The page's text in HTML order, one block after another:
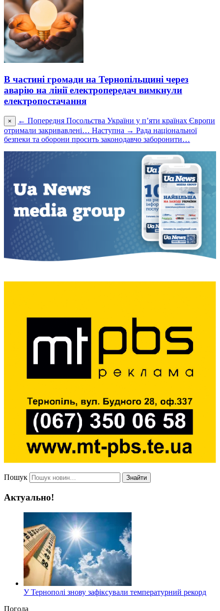
В частині громади на Тернопільщині через
аварію на лінії електропередач вимкнули
електропостачання
× ← Попередня Посольства України у п’яти країнах Європи
отримали закривавлені… Наступна → Рада національної
безпеки та оборони просить законодавчо заборонити…
Пошук Знайти
Актуально!
У Тернополі знову зафіксували температурний рекорд
Погода